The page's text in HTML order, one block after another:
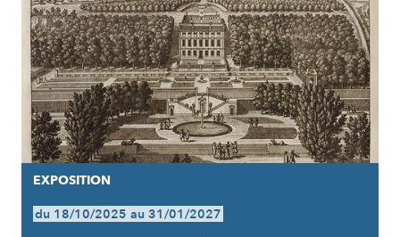
EXPOSITION
du 18/10/2025 au 31/01/2027